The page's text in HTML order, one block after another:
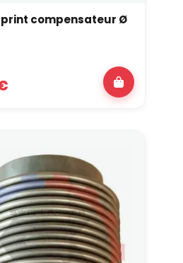
compensateur Ø